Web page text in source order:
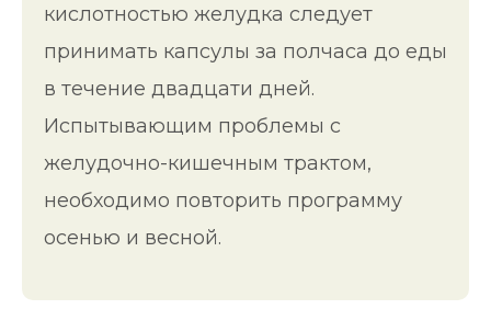
кислотностью желудка следует
принимать капсулы за полчаса до еды
в течение двадцати дней.
Испытывающим проблемы с
желудочно-кишечным трактом,
необходимо повторить программу
осенью и весной.